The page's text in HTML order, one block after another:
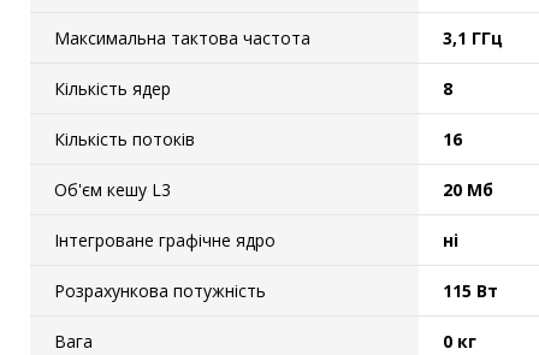
Максимальна тактова частота 3,1 ГГц
Кількість ядер 8
Кількість потоків 16
Об'єм кешу L3 20 Мб
Інтегроване графічне ядро ні
Розрахункова потужність 115 Вт
Вага 0 кг